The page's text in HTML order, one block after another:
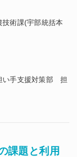
術課(宇部統括本
手支援対策部 担
課題と利用